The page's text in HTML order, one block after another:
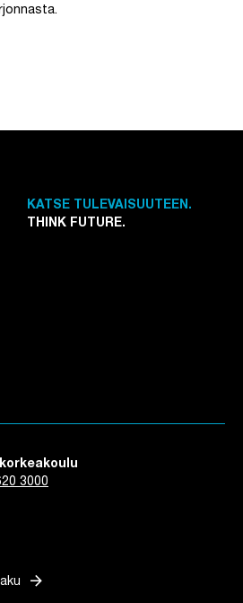
KATSE TULEVAISUUTEEN.
THINK FUTURE.
uuteen välilehteen
3000
arrow_forward